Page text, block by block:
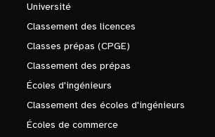
Université
Classement des licences
Classes prépas (CPGE)
Classement des prépas
Écoles d'ingénieurs
Classement des écoles d'ingénieurs
Écoles de commerce